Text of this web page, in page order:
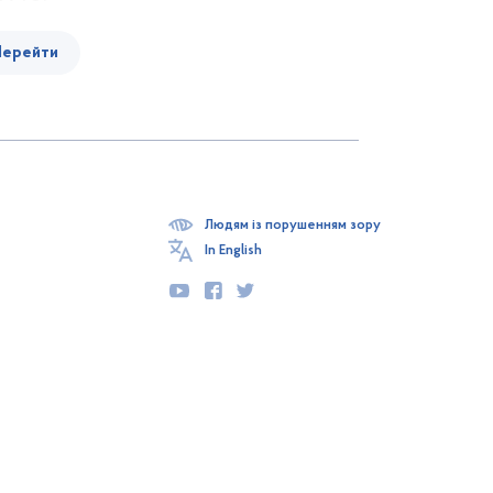
Людям із порушенням зору
In English